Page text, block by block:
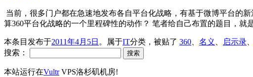
当前，很多门户都在急速地发布各自平台化战略，有基于微博平台的
算360平台化战略的一个里程碑性的动作？ 笔者给自己布置的题目，
本条目发布于2011年4月5日 。属于IT分类，被贴了 360 名义 启示录
搜索：
本站运行在VultrVPS洛杉矶机房!